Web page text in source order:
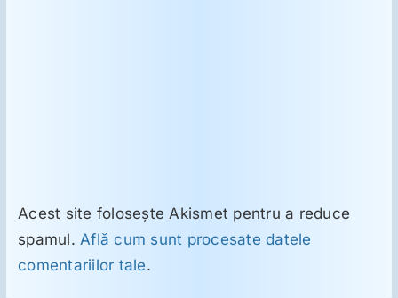
Acest site folosește Akismet pentru a reduce
spamul.Află cum sunt procesate datele
comentariilor tale.